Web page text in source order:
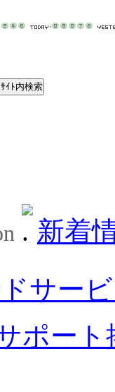
新着
サー
ポート